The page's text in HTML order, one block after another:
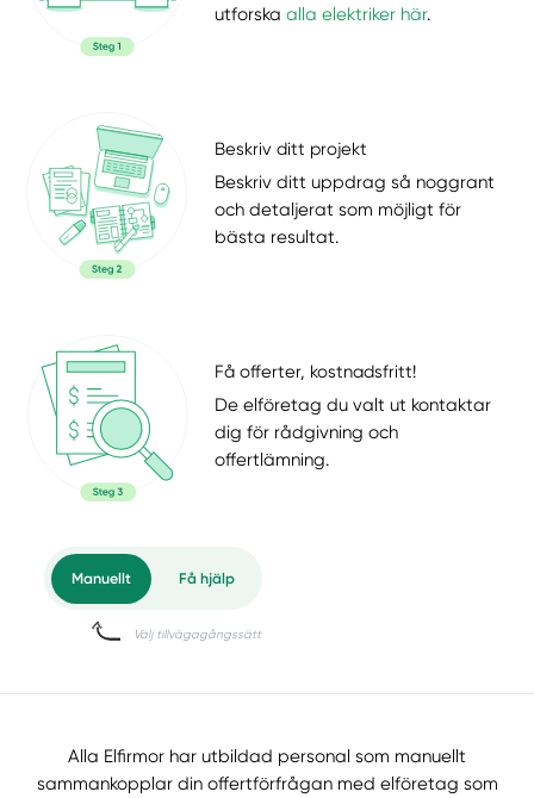
utforskaalla elektriker här.
Beskriv ditt projekt
Beskriv ditt uppdrag så noggrant
och detaljerat som möjligt för
bästa resultat.
Få offerter, kostnadsfritt!
De elföretag du valt ut kontaktar
dig för rådgivning och
offertlämning.
Alla Elfirmor har utbildad personal som manuellt
sammankopplar din offertförfrågan med elföretag som